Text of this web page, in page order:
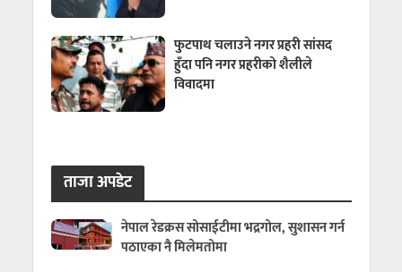
फुटपाथ चलाउने नगर प्रहरी सांसद
हुँदा पनि नगर प्रहरीको शैलीले
विवादमा
ताजा अपडेट
नेपाल रेडक्रस सोसाईटीमा भद्रगोल, सुशासन गर्न
पठाएका नै मिलेमतोमा